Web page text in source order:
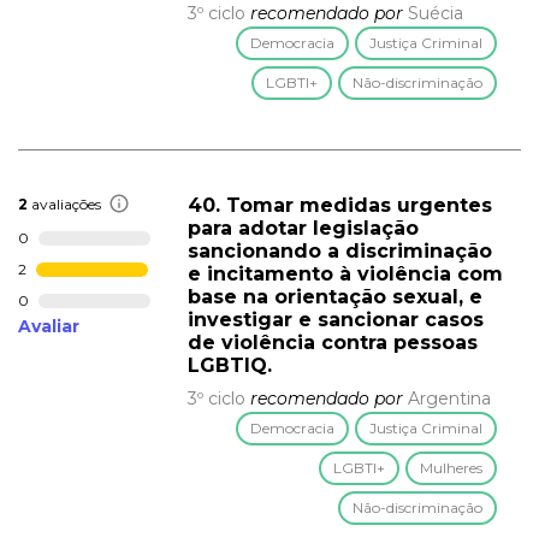
3º ciclo recomendado por Suécia
Democracia Justiça Criminal
LGBTI+ Não-discriminação
2 avaliações
0
2
0
Avaliar
40. Tomar medidas urgentes
para adotar legislação
sancionando a discriminação
e incitamento à violência com
base na orientação sexual, e
investigar e sancionar casos
de violência contra pessoas
LGBTIQ.
3º ciclo recomendado por Argentina
Democracia Justiça Criminal
LGBTI+ Mulheres
Não-discriminação